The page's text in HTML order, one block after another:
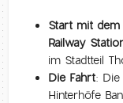
Start mit dem
Railway
im Stadtteil
Die Fahrt:
Hinterhöfe